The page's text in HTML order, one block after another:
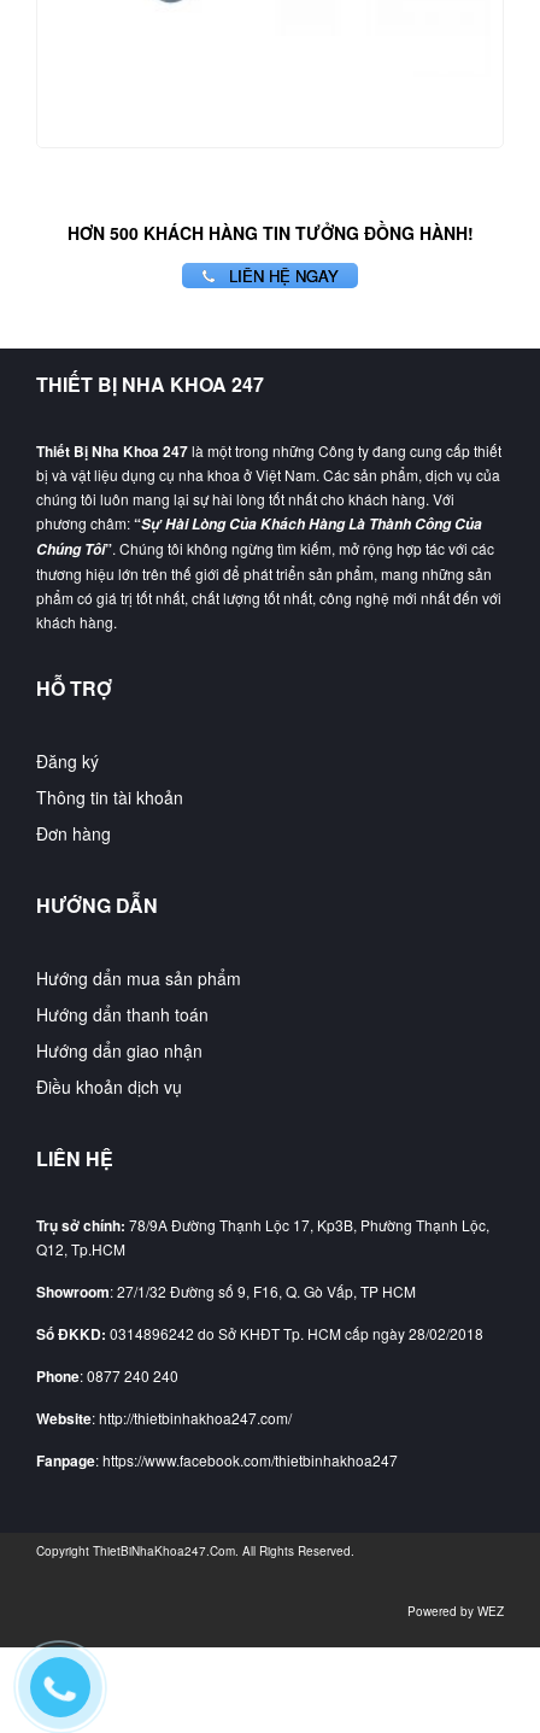
HƠN 500 KHÁCH HÀNG TIN TƯỞNG ĐỒNG HÀNH!
LIÊN HỆ NGAY
THIẾT BỊ NHA KHOA 247
Thiết Bị Nha Khoa 247là một trong những Công ty đang cung cấp thiết
bị và vật liệu dụng cụ nha khoa ở Việt Nam. Các sản phẩm, dịch vụ của
chúng tôi luôn mang lại sự hài lòng tốt nhất cho khách hàng. Với
phương châm:“Sự Hài Lòng Của Khách Hàng Là Thành Công Của
Chúng Tôi”. Chúng tôi không ngừng tìm kiếm, mở rộng hợp tác với các
thương hiệu lớn trên thế giới để phát triển sản phẩm, mang những sản
phẩm có giá trị tốt nhất, chất lượng tốt nhất, công nghệ mới nhất đến với
khách hàng.
HỖ TRỢ
Đăng ký
Thông tin tài khoản
Đơn hàng
HƯỚNG DẪN
Hướng dẩn mua sản phẩm
Hướng dẩn thanh toán
Hướng dẩn giao nhận
Điều khoản dịch vụ
LIÊN HỆ
Trụ sở chính: 78/9A Đường Thạnh Lộc 17, Kp3B, Phường Thạnh Lộc,
Q12, Tp.HCM
Showroom: 27/1/32 Đường số 9, F16, Q. Gò Vấp, TP HCM
Số ĐKKD: 0314896242 do Sở KHĐT Tp. HCM cấp ngày 28/02/2018
Phone: 0877 240 240
Website: http://thietbinhakhoa247.com/
Fanpage: https://www.facebook.com/thietbinhakhoa247
Copyright ThietBiNhaKhoa247.Com. All Rights Reserved.
Powered by WEZ